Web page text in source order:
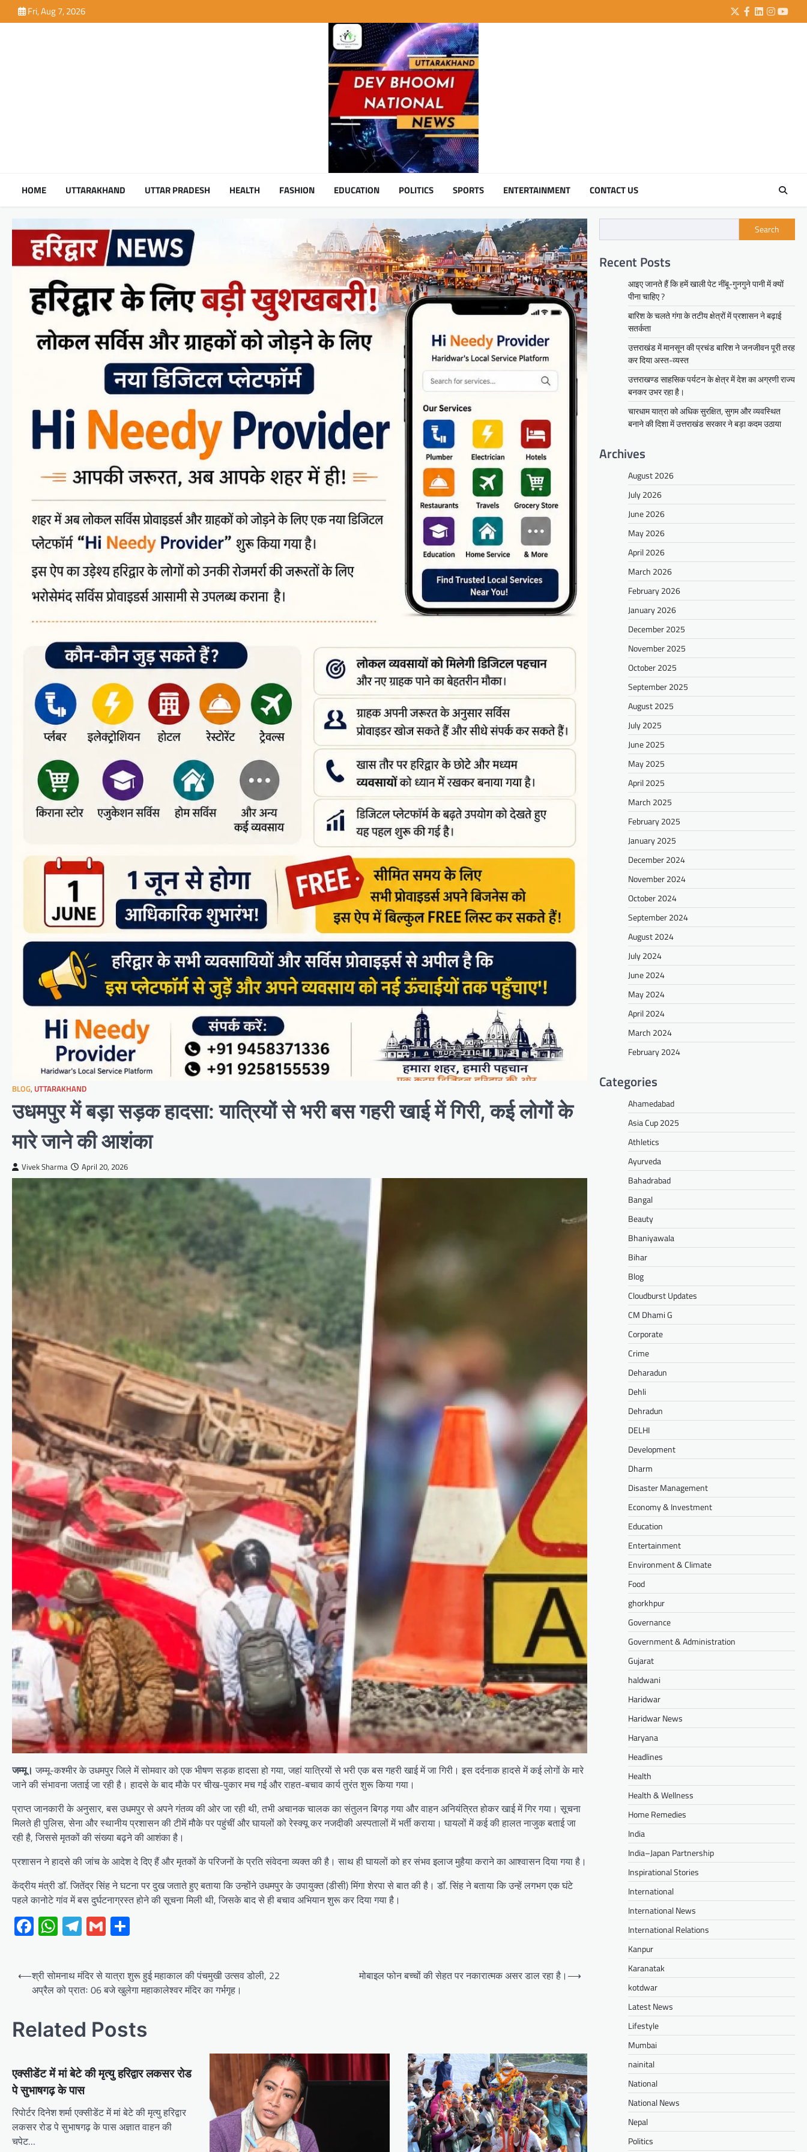
to
Fri, Aug 7, 2026 Twitter
Facebook
LinkedIn
HOME UTTARAKHAND UTTAR PRADESH HEALTH FASHION EDUCATION POLITICS SPORTS ENTERTAINMENT CONTACT US
BLOG, UTTARAKHAND
उधमपुर में बड़ा सड़क हादसा: यात्रियों से भरी बस गहरी खाई में गिरी, कई लोगों के
मारे जाने की आशंका
Vivek Sharma April 20, 2026
जम्मू।जम्मू-कश्मीर के उधमपुर जिले में सोमवार को एक भीषण सड़क हादसा हो गया, जहां यात्रियों से भरी एक बस गहरी खाई में जा गिरी। इस दर्दनाक हादसे में कई लोगों के मारे
जाने की संभावना जताई जा रही है। हादसे के बाद मौके पर चीख-पुकार मच गई और राहत-बचाव कार्य तुरंत शुरू किया गया।
प्राप्त जानकारी के अनुसार, बस उधमपुर से अपने गंतव्य की ओर जा रही थी, तभी अचानक चालक का संतुलन बिगड़ गया और वाहन अनियंत्रित होकर खाई में गिर गया। सूचना
मिलते ही पुलिस, सेना और स्थानीय प्रशासन की टीमें मौके पर पहुंचीं और घायलों को रेस्क्यू कर नजदीकी अस्पतालों में भर्ती कराया। घायलों में कई की हालत नाजुक बताई जा
रही है, जिससे मृतकों की संख्या बढ़ने की आशंका है।
प्रशासन ने हादसे की जांच के आदेश दे दिए हैं और मृतकों के परिजनों के प्रति संवेदना व्यक्त की है। साथ ही घायलों को हर संभव इलाज मुहैया कराने का आश्वासन दिया गया है।
केंद्रीय मंत्री डॉ. जितेंद्र सिंह ने घटना पर दुख जताते हुए बताया कि उन्होंने उधमपुर के उपायुक्त (डीसी) मिंगा शेरपा से बात की है। डॉ. सिंह ने बताया कि उन्हें लगभग एक घंटे
पहले कानोटे गांव में बस दुर्घटनाग्रस्त होने की सूचना मिली थी, जिसके बाद से ही बचाव अभियान शुरू कर दिया गया है।
Facebook
WhatsApp
Telegram
Gmail
Post
navigation
⟵श्री सोमनाथ मंदिर से यात्रा शुरू हुई महाकाल की पंचमुखी उत्सव डोली, 22
अप्रैल को प्रातः 06 बजे खुलेगा महाकालेश्वर मंदिर का गर्भगृह।
मोबाइल फोन बच्चों की सेहत पर नकारात्मक असर डाल रहा है। ⟶
Related Posts
एक्सीडेंट में मां बेटे की मृत्यु हरिद्वार लकसर रोड
पे सुभाषगढ़ के पास
रिपोर्टर दिनेश शर्मा एक्सीडेंट में मां बेटे की मृत्यु हरिद्वार
लकसर रोड पे सुभाषगढ़ के पास अज्ञात वाहन की
चपेट…
Search
Recent Posts
आइए जानते हैं कि हमें खाली पेट नींबू-गुनगुने पानी में क्यों
पीना चाहिए ?
बारिश के चलते गंगा के तटीय क्षेत्रों में प्रशासन ने बढ़ाई
सतर्कता
उत्तराखंड में मानसून की प्रचंड बारिश ने जनजीवन पूरी तरह
कर दिया अस्त-व्यस्त
उत्तराखण्ड साहसिक पर्यटन के क्षेत्र में देश का अग्रणी राज्य
बनकर उभर रहा है।
चारधाम यात्रा को अधिक सुरक्षित, सुगम और व्यवस्थित
बनाने की दिशा में उत्तराखंड सरकार ने बड़ा कदम उठाया
Archives
August 2026
July 2026
June 2026
May 2026
April 2026
March 2026
February 2026
January 2026
December 2025
November 2025
October 2025
September 2025
August 2025
July 2025
June 2025
May 2025
April 2025
March 2025
February 2025
January 2025
December 2024
November 2024
October 2024
September 2024
August 2024
July 2024
June 2024
May 2024
April 2024
March 2024
February 2024
Categories
Ahamedabad
Asia Cup 2025
Athletics
Ayurveda
Bahadrabad
Bangal
Beauty
Bhaniyawala
Bihar
Blog
Cloudburst Updates
CM Dhami G
Corporate
Crime
Deharadun
Dehli
Dehradun
DELHI
Development
Dharm
Disaster Management
Economy & Investment
Education
Entertainment
Environment & Climate
Food
ghorkhpur
Governance
Government & Administration
Gujarat
haldwani
Haridwar
Haridwar News
Haryana
Headlines
Health
Health & Wellness
Home Remedies
India
India–Japan Partnership
Inspirational Stories
International
International News
International Relations
Kanpur
Karanatak
kotdwar
Latest News
Lifestyle
Mumbai
nainital
National
National News
Nepal
Politics